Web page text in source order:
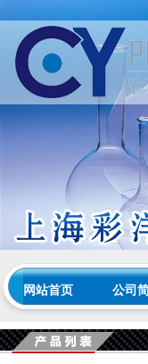
网站首页 公司